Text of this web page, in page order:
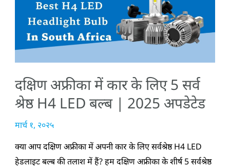
दक्षिण अफ्रीका में कार के लिए 5 सर्व
श्रेष्ठ H4 LED बल्ब | 2025 अपडेटेड
मार्च १, २०२५
क्या आप दक्षिण अफ्रीका में अपनी कार के लिए सर्वश्रेष्ठ H4 LED
हेडलाइट बल्ब की तलाश में हैं? हम दक्षिण अफ्रीका के शीर्ष 5 सर्वश्रेष्ठ
5
H4
LED
|
2025
अपडेटेड